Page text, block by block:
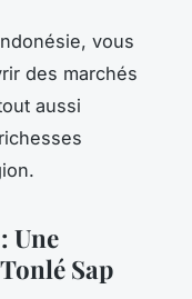
vous
des marchés
aussi
Une
Sap